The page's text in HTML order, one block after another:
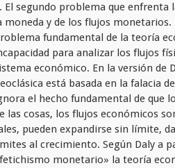
El segundo problema que enfrenta
moneda y de los flujos monetarios.
fundamental de la teoría
para analizar los flujos
económico. En la versión de
está basada en la falacia
el hecho fundamental de que
las cosas, los flujos económicos
pueden expandirse sin límite,
al crecimiento. Según Daly a
monetario» la teoría